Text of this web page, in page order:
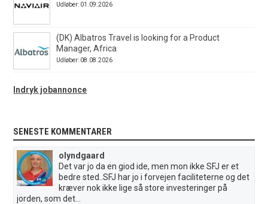
Udløber: 01.09.2026
(DK) Albatros Travel is looking for a Product
Manager, Africa
Udløber: 08.08.2026
Indryk jobannonce
SENESTE KOMMENTARER
olyndgaard
Det var jo da en giod ide, men mon ikke SFJ er et
bedre sted..SFJ har jo i forvejen faciliteterne og det
kræver nok ikke lige så store investeringer på
jorden, som det...